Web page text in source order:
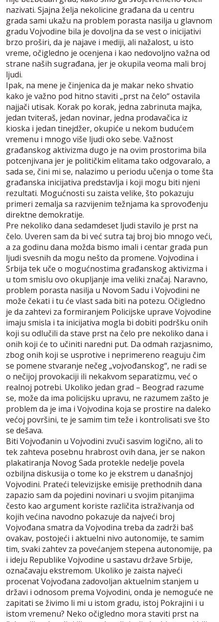
nazivati. Sjajna želja nekolicine građana da u centru
grada sami ukažu na problem porasta nasilja u glavnom
gradu Vojvodine bila je dovoljna da se vest o inicijativi
brzo proširi, da je najave i mediji, ali nažalost, u isto
vreme, očigledno je ocenjena i kao nedovoljno važna od
strane naših sugrađana, jer je okupila veoma mali broj
ljudi.
Ipak, na mene je činjenica da je makar neko shvatio
kako je važno pod hitno staviti „prst na čelo“ ostavila
najjači utisak. Korak po korak, jedna zabrinuta majka,
jedan tviteraš, jedan novinar, jedna prodavačica iz
kioska i jedan tinejdžer, okupiće u nekom budućem
vremenu i mnogo više ljudi oko sebe. Važnost
građanskog aktivizma dugo je na ovim prostorima bila
potcenjivana jer je političkim elitama tako odgovaralo, a
sada se, čini mi se, nalazimo u periodu učenja o tome šta
građanska inicijativa predstavlja i koji mogu biti njeni
rezultati. Mogućnosti su zaista velike, što pokazuju
primeri zemalja sa razvijenim težnjama ka sprovođenju
direktne demokratije.
Pre nekoliko dana sedamdeset ljudi stavilo je prst na
čelo. Uveren sam da bi već sutra taj broj bio mnogo veći,
a za godinu dana možda bismo imali i centar grada pun
ljudi svesnih da mogu nešto da promene. Vojvodina i
Srbija tek uče o mogućnostima građanskog aktivizma i
u tom smislu ovo okupljanje ima veliki značaj. Naravno,
problem porasta nasilja u Novom Sadu i Vojvodini ne
može čekati i tu će vlast sada biti na potezu. Očigledno
je da zahtevi za formiranjem Policijske uprave Vojvodine
imaju smisla i ta inicijativa mogla bi dobiti podršku onih
koji su odlučili da stave prst na čelo pre nekoliko dana i
onih koji će to učiniti naredni put. Da odmah razjasnimo,
zbog onih koji se usprotive i neprimereno reaguju čim
se pomene stvaranje nečeg „vojvođanskog“, ne radi se
o nečijoj provokaciji ili nekakvom separatizmu, već o
realnoj potrebi. Ukoliko jedan grad – Beograd razume
se, može da ima policijsku upravu, ne razumem zašto je
problem da je ima i Vojvodina koja se prostire na daleko
većoj površini, te je samim tim teže i kontrolisati sve što
se dešava.
Biti Vojvođanin u Vojvodini zvuči sasvim logično, ali to
tek zahteva posebnu hrabrost ovih dana, jer se nakon
plakatiranja Novog Sada protekle nedelje povela
ozbiljna diskusija o tome ko je ekstrem u današnjoj
Vojvodini. Prateći televizijske emisije prethodnih dana
zapazio sam da pojedini novinari u svojim pitanjima
često kao argument koriste različita istraživanja od
kojih većina navodno pokazuje da najveći broj
Vojvođana smatra da Vojvodina treba da zadrži baš
ovakav, postojeći i aktuelni nivo autonomije, te samim
tim, svaki zahtev za povećanjem stepena autonomije, pa
i ideju Republike Vojvodine u sastavu države Srbije,
označavaju ekstremom. Ukoliko je zaista najveći
procenat Vojvođana zadovoljan aktuelnim stanjem u
državi i odnosom prema Vojvodini, onda je nemoguće ne
zapitati se živimo li mi u istom gradu, istoj Pokrajini i u
istom vremenu? Neko očigledno mora staviti prst na